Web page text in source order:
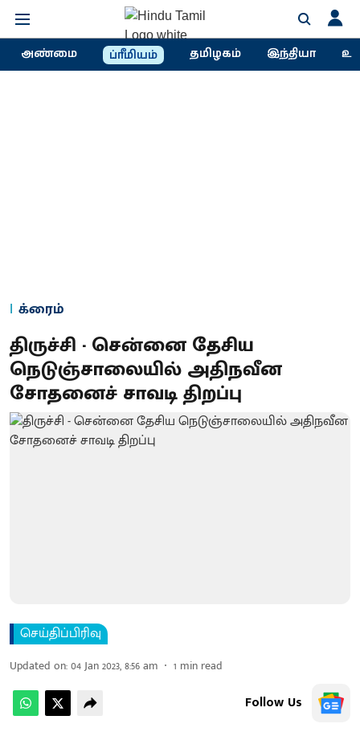
அண்மை ப்ரீமியம் தமிழகம் இந்தியா
க்ரைம்
திருச்சி - சென்னை தேசிய
நெடுஞ்சாலையில் அதிநவீன
சோதனைச் சாவடி திறப்பு
செய்திப்பிரிவு
Updated on:04 Jan 2023, 8:56 am 1 min read
Follow Us